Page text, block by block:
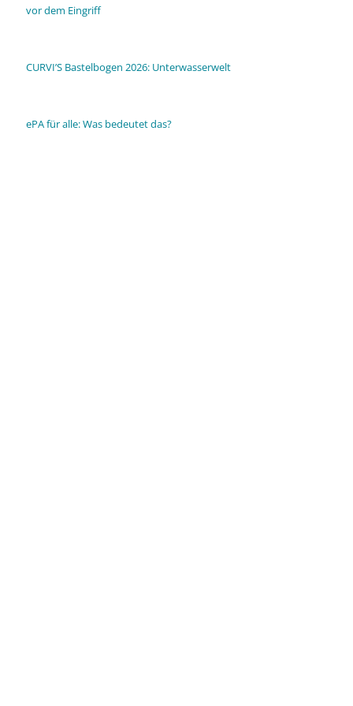
vor dem Eingriff
CURVI’S Bastelbogen 2026: Unterwasserwelt
ePA für alle: Was bedeutet das?